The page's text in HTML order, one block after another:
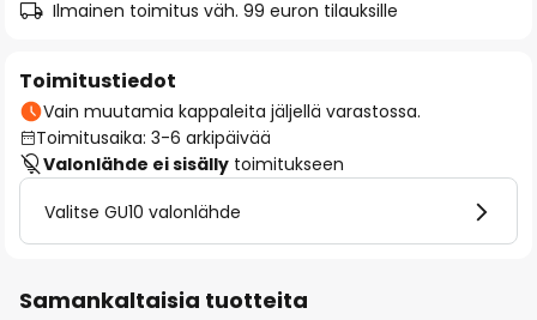
Ilmainen toimitus väh. 99 euron tilauksille
Toimitustiedot
Vain muutamia kappaleita jäljellä varastossa.
Toimitusaika: 3-6 arkipäivää
Valonlähde ei sisälly toimitukseen
Valitse GU10 valonlähde
Samankaltaisia tuotteita